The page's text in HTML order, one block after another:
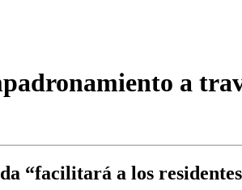
a
“facilitará a los